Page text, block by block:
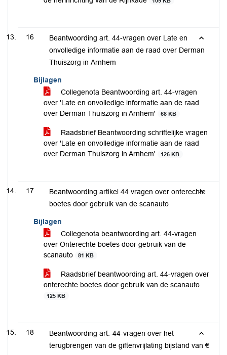
16
Beantwoording art. 44-vragen over Late en
onvolledige informatie aan de raad over Derman
Thuiszorg in Arnhem
Bijlagen
Collegenota Beantwoording art. 44-vragen
over 'Late en onvolledige informatie aan de raad
over Derman Thuiszorg in Arnhem'
68 KB
Raadsbrief Beantwoording schriftelijke vragen
over 'Late en onvolledige informatie aan de raad
over Derman Thuiszorg in Arnhem'
126 KB
17
Beantwoording artikel 44 vragen over onterechte
boetes door gebruik van de scanauto
Bijlagen
Collegenota beantwoording art. 44-vragen
over Onterechte boetes door gebruik van de
scanauto
81 KB
Raadsbrief beantwoording art. 44-vragen over
onterechte boetes door gebruik van de scanauto
125 KB
18
Beantwoording art.-44-vragen over het
terugbrengen van de giftenvrijlating bijstand van €